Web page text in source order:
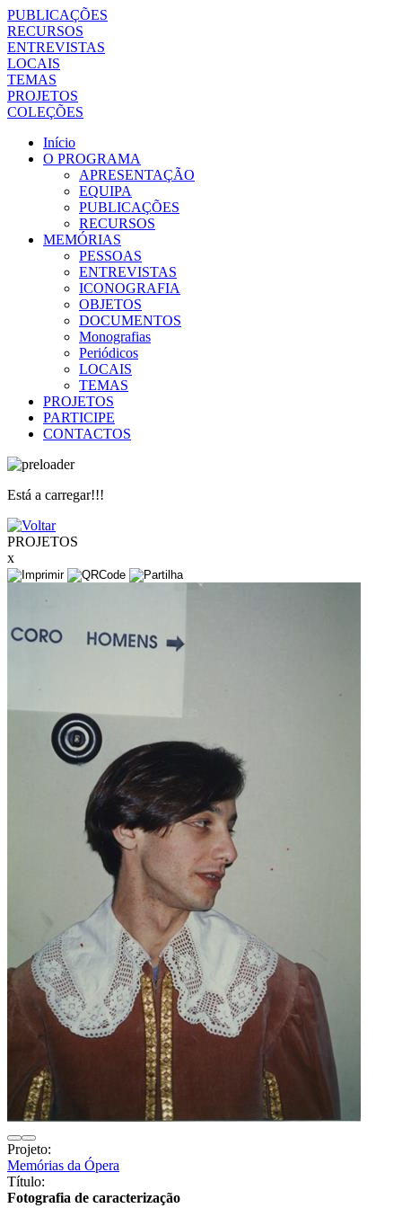
PUBLICAÇÕES
RECURSOS
ENTREVISTAS
LOCAIS
TEMAS
PROJETOS
COLEÇÕES
Início
O PROGRAMA
APRESENTAÇÃO
EQUIPA
PUBLICAÇÕES
RECURSOS
MEMÓRIAS
PESSOAS
ENTREVISTAS
ICONOGRAFIA
OBJETOS
DOCUMENTOS
Monografias
Periódicos
LOCAIS
TEMAS
PROJETOS
PARTICIPE
CONTACTOS
Está a carregar!!!
PROJETOS
x
Projeto:
Memórias da Ópera
Título:
Fotografia de caracterização